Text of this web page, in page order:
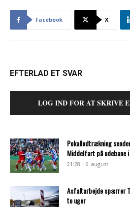
Facebook X
EFTERLAD ET SVAR
LOG IND FOR AT SKRIVE
Pokallodtrækning
Middelfart på udebane i
21:28 - 6. august
Asfaltarbejde spærrer
to uger